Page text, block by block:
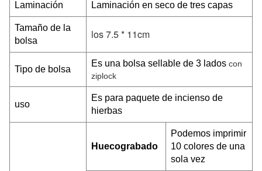
Laminación Laminación en seco de tres capas
Tamaño de la
bolsa
los 7.5 * 11cm
Tipo de bolsa
Es una bolsa sellable de 3 lados con
ziplock
uso
Es para paquete de incienso de
hierbas
Huecograbado
Podemos imprimir
10 colores de una
sola vez